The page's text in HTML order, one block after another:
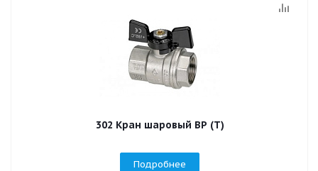
302 Кран шаровый ВР (T)
Подробнее